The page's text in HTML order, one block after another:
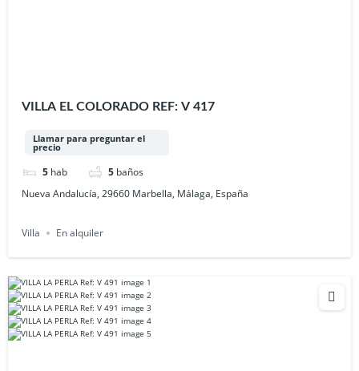
VILLA EL COLORADO REF: V 417
Llamar para preguntar el
precio
5 hab 5 baños
Nueva Andalucía, 29660 Marbella, Málaga, España
Villa En alquiler